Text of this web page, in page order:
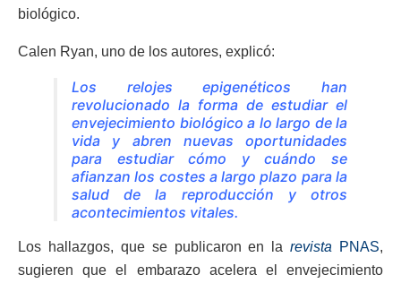
biológico.
Calen Ryan, uno de los autores, explicó:
Los relojes epigenéticos han
revolucionado la forma de estudiar el
envejecimiento biológico a lo largo de la
vida y abren nuevas oportunidades
para estudiar cómo y cuándo se
afianzan los costes a largo plazo para la
salud de la reproducción y otros
acontecimientos vitales.
Los hallazgos, que se publicaron en larevista PNAS,
sugieren que el embarazo acelera el envejecimiento